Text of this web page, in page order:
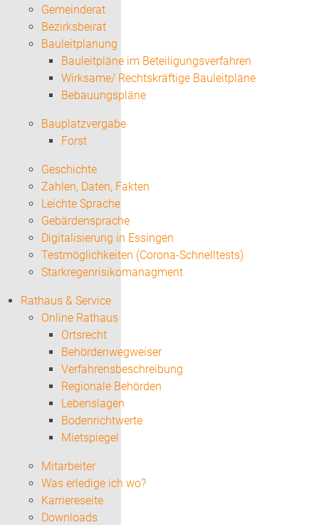
Gemeinderat
Bezirksbeirat
Bauleitplanung
Bauleitpläne im Beteiligungsverfahren
Wirksame/ Rechtskräftige Bauleitpläne
Bebauungspläne
Bauplatzvergabe
Forst
Geschichte
Zahlen, Daten, Fakten
Leichte Sprache
Gebärdensprache
Digitalisierung in Essingen
Testmöglichkeiten (Corona-Schnelltests)
Starkregenrisikomanagment
Rathaus & Service
Online Rathaus
Ortsrecht
Behördenwegweiser
Verfahrensbeschreibung
Regionale Behörden
Lebenslagen
Bodenrichtwerte
Mietspiegel
Mitarbeiter
Was erledige ich wo?
Karriereseite
Downloads